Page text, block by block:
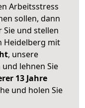
Arbeitsstress
sollen, dann
und stellen
Heidelberg mit
, unsere
lehnen Sie
13 Jahre
und holen Sie